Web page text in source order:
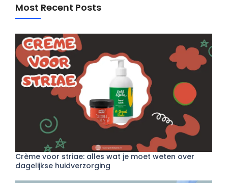
Most Recent Posts
Crème voor striae: alles wat je moet weten over
dagelijkse huidverzorging